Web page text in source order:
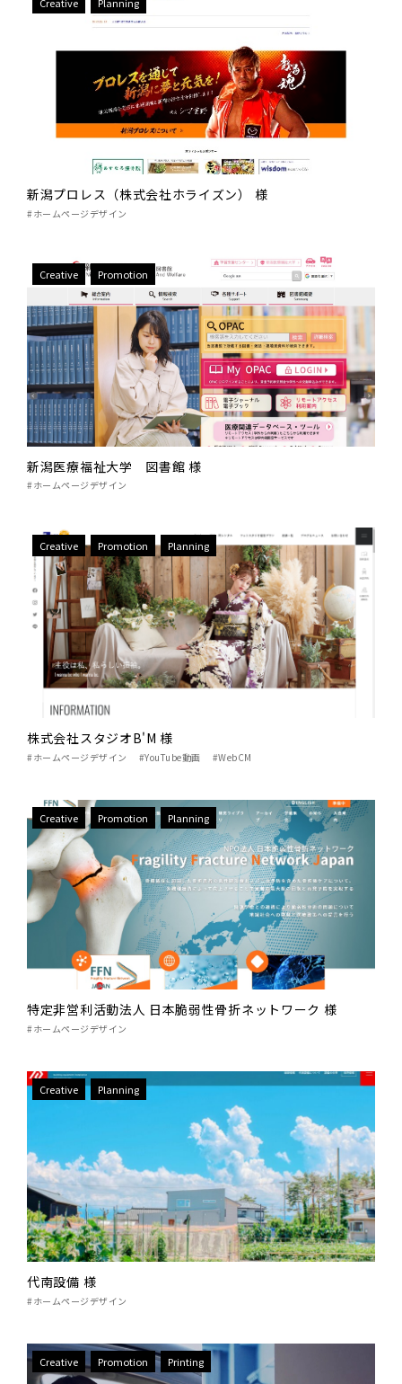
新潟プロレス（株式会社ホライズン） 様
#ホームページデザイン
Creative Promotion
新潟医療福祉大学 図書館 様
#ホームページデザイン
Creative Promotion Planning
株式会社スタジオB'M 様
#ホームページデザイン #YouTube動画 #WebCM
Creative Promotion Planning
特定非営利活動法人 日本脆弱性骨折ネットワーク 様
#ホームページデザイン
Creative Planning
代南設備 様
#ホームページデザイン
Creative Promotion Printing